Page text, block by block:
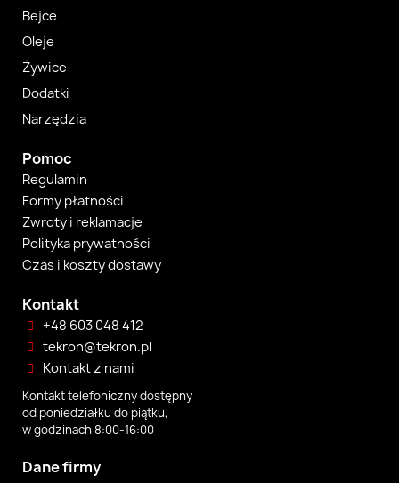
Bejce
Oleje
Żywice
Dodatki
Narzędzia
Pomoc
Regulamin
Formy płatności
Zwroty i reklamacje
Polityka prywatności
Czas i koszty dostawy
Kontakt
+48 603 048 412
tekron@tekron.pl
Kontakt z nami
Kontakt telefoniczny dostępny
od poniedziałku do piątku,
w godzinach 8:00-16:00
Dane firmy